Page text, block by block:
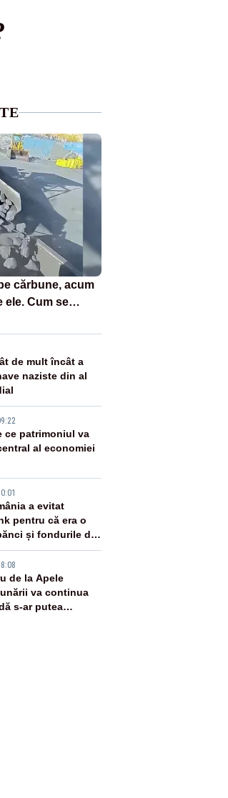
cărbune, acum
ele. Cum se
energetică
de mult încât a
naziste din al
ce patrimoniul va
al economiei
a evitat
pentru că era o
și fondurile de
de la Apele
va continua
s-ar putea